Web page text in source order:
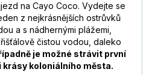
na Cayo Coco. Vydejte se
z nejkrásnějších ostrůvků
a s nádhernými plážemi,
čistou vodou, daleko
je možné strávit první
krásy koloniálního města.